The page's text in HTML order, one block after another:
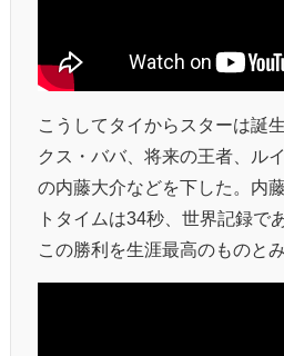
こうしてタイからスターは誕
クス・ババ、将来の王者、ル
の内藤大介などを下した。内
トタイムは34秒、世界記録で
この勝利を生涯最高のものと